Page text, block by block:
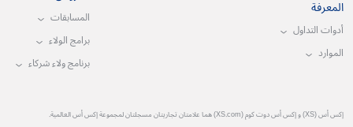
المعرفة
أدوات التداول
الموارد
المسابقات
برامج الولاء
برنامج ولاء شركاء
إكس أس (XS) و إكس أس دوت كوم (XS.com) هما علامتان تجاريتان مسجلتان لمجموعة إكس أس العالمية.